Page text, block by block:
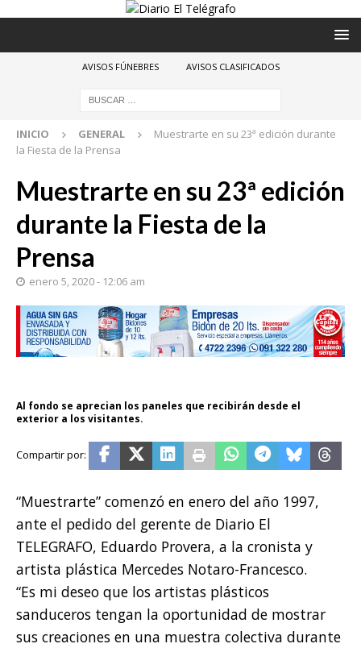
AVISOS FÚNEBRES AVISOS CLASIFICADOS
INICIO GENERAL
Muestrarte en su 23ª edición durante
la Fiesta de la Prensa
Muestrarte en su 23ª edición
durante la Fiesta de la
Prensa
enero 5, 2020 - 12:06 am
Al fondo se aprecian los paneles que recibirán desde el
exterior a los visitantes.
“Muestrarte” comenzó en enero del año 1997,
ante el pedido del gerente de Diario El
TELEGRAFO, Eduardo Provera, a la cronista y
artista plástica Mercedes Notaro-Francesco.
“Es mi deseo que los artistas plásticos
sanduceros tengan la oportunidad de mostrar
sus creaciones en una muestra colectiva durante